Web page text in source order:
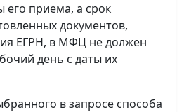
его приема, а срок
документов,
ЕГРН, в МФЦ не должен
день с даты их
в запросе способа